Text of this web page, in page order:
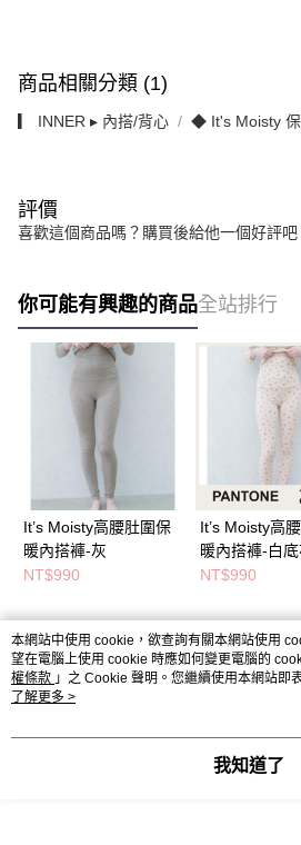
商品相關分類 (1)
▎ INNER ▸ 內搭/背心 ◆ It's Moisty 保
評價
喜歡這個商品嗎？購買後給他一個好評吧
你可能有興趣的商品全站排行
It’s Moisty高腰肚圍保
暖內搭褲-灰
NT$990
It’s Moisty高
暖內搭褲-白
NT$990
熱門標籤
本網站中使用 cookie，欲查詢有關本網站使用
望在電腦上使用 cookie 時應如何變更電腦的
權條款 」之 Cookie 聲明。您繼續使用本網站即
用條款之 Cookie 聲明使用 cookie。
了解更多 >
我知道了